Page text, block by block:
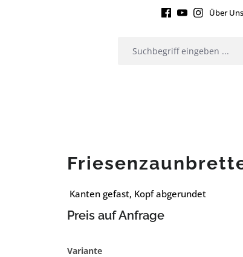
Über Uns
Kanten gefast, Kopf abgerundet
Preis auf Anfrage
Varianteauswählen